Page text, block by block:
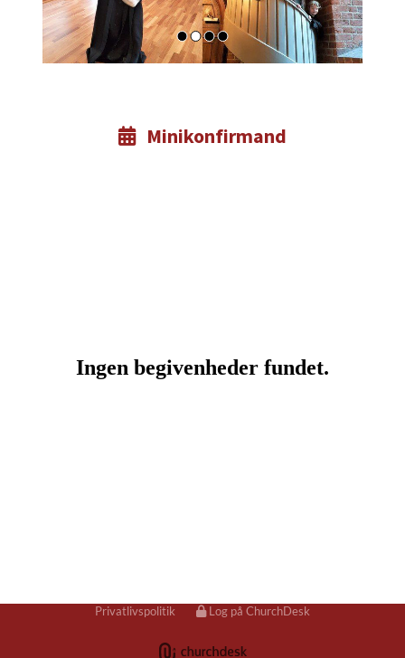
Minikonfirmand
Privatlivspolitik Log på ChurchDesk